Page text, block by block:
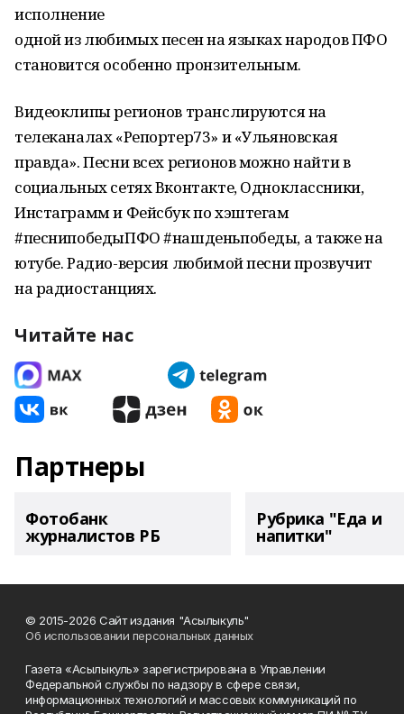
исполнение
одной из любимых песен на языках народов ПФО
становится особенно пронзительным.
Видеоклипы регионов транслируются на
телеканалах «Репортер73» и «Ульяновская
правда». Песни всех регионов можно найти в
социальных сетях Вконтакте, Одноклассники,
Инстаграмм и Фейсбук по хэштегам
#песнипобедыПФО #нашденьпобеды, а также на
ютубе. Радио-версия любимой песни прозвучит
на радиостанциях.
Читайте нас
Партнеры
Фотобанк
журналистов РБ
Рубрика "Еда и
напитки"
© 2015-2026 Сайт издания "Асылыкуль"
Об использовании персональных данных
Газета «Асылыкуль» зарегистрирована в Управлении
Федеральной службы по надзору в сфере связи,
информационных технологий и массовых коммуникаций по